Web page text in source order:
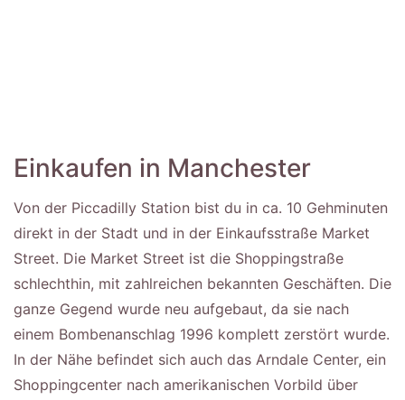
Einkaufen in Manchester
Von der Piccadilly Station bist du in ca. 10 Gehminuten
direkt in der Stadt und in der Einkaufsstraße Market
Street. Die Market Street ist die Shoppingstraße
schlechthin, mit zahlreichen bekannten Geschäften. Die
ganze Gegend wurde neu aufgebaut, da sie nach
einem Bombenanschlag 1996 komplett zerstört wurde.
In der Nähe befindet sich auch das Arndale Center, ein
Shoppingcenter nach amerikanischen Vorbild über